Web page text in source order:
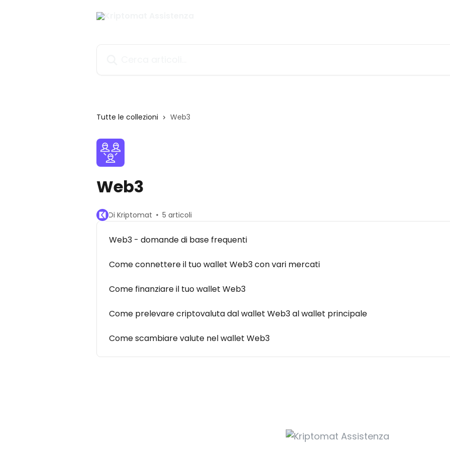
Tutte le collezioni Web3
Web3
Di Kriptomat 5 articoli
Web3 - domande di base frequenti
Come connettere il tuo wallet Web3 con vari mercati
Come finanziare il tuo wallet Web3
Come prelevare criptovaluta dal wallet Web3 al wallet principale
Come scambiare valute nel wallet Web3